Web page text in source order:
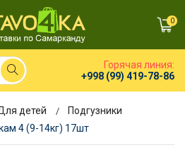
0
Горячая линия:
+998 (99) 419-78-86
детей
Подгузники
4 (9-14кг) 17шт